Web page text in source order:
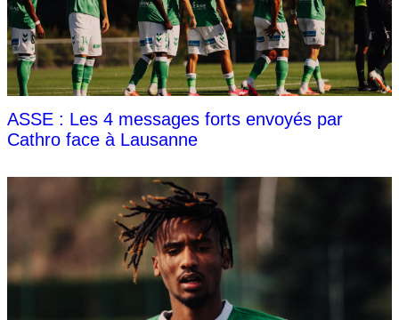
ASSE : Les 4 messages forts envoyés par
Cathro face à Lausanne